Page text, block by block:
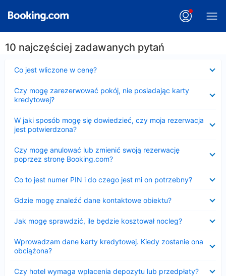
10 najczęściej zadawanych pytań
Co jest wliczone w cenę?
Czy mogę zarezerwować pokój, nie posiadając karty
kredytowej?
W jaki sposób mogę się dowiedzieć, czy moja rezerwacja
jest potwierdzona?
Czy mogę anulować lub zmienić swoją rezerwację
poprzez stronę Booking.com?
Co to jest numer PIN i do czego jest mi on potrzebny?
Gdzie mogę znaleźć dane kontaktowe obiektu?
Jak mogę sprawdzić, ile będzie kosztował nocleg?
Wprowadzam dane karty kredytowej. Kiedy zostanie ona
obciążona?
Czy hotel wymaga wpłacenia depozytu lub przedpłaty?